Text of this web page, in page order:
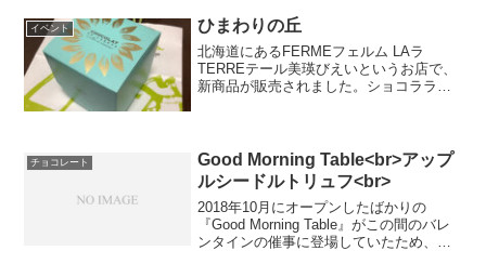
まれているなという認識でした。実際に
食べてみ...
イベント ひまわりの丘
北海道にあるFERMEフェルム LAラ
TERREテール美瑛びえいというお店で、
新商品が販売されました。ショコララン
クトで、...
チョコレート
Good Morning Table<br>アップ
ルシードルトリュフ<br>
2018年10月にオープンしたばかりの
『Good Morning Table』がこの間のバレ
ンタインの催事に登場していたため、購